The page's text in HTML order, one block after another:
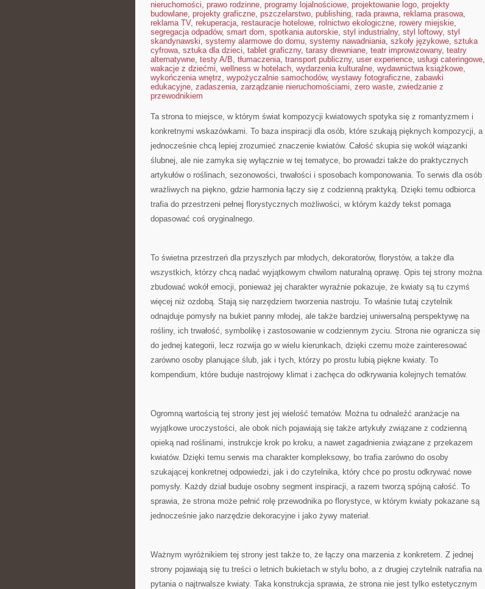
nieruchomości, prawo rodzinne, programy lojalnościowe, projektowanie logo, projekty
budowlane, projekty graficzne, pszczelarstwo, publishing, rada prawna, reklama prasowa,
reklama TV, rekuperacja, restauracje hotelowe, rolnictwo ekologiczne, rowery miejskie,
segregacja odpadów, smart dom, spotkania autorskie, styl industrialny, styl loftowy, styl
skandynawski, systemy alarmowe do domu, systemy nawadniania, szkoły językowe, sztuka
cyfrowa, sztuka dla dzieci, tablet graficzny, tarasy drewniane, teatr improwizowany, teatry
alternatywne, testy A/B, tłumaczenia, transport publiczny, user experience, usługi cateringowe,
wakacje z dziećmi, wellness w hotelach, wydarzenia kulturalne, wydawnictwa książkowe,
wykończenia wnętrz, wypożyczalnie samochodów, wystawy fotograficzne, zabawki
edukacyjne, zadaszenia, zarządzanie nieruchomościami, zero waste, zwiedzanie z
przewodnikiem
Ta strona to miejsce, w którym świat kompozycji kwiatowych spotyka się z romantyzmem i
konkretnymi wskazówkami. To baza inspiracji dla osób, które szukają pięknych kompozycji, a
jednocześnie chcą lepiej zrozumieć znaczenie kwiatów. Całość skupia się wokół wiązanki
ślubnej, ale nie zamyka się wyłącznie w tej tematyce, bo prowadzi także do praktycznych
artykułów o roślinach, sezonowości, trwałości i sposobach komponowania. To serwis dla osób
wrażliwych na piękno, gdzie harmonia łączy się z codzienną praktyką. Dzięki temu odbiorca
trafia do przestrzeni pełnej florystycznych możliwości, w którym każdy tekst pomaga
dopasować coś oryginalnego.
To świetna przestrzeń dla przyszłych par młodych, dekoratorów, florystów, a także dla
wszystkich, którzy chcą nadać wyjątkowym chwilom naturalną oprawę. Opis tej strony można
zbudować wokół emocji, ponieważ jej charakter wyraźnie pokazuje, że kwiaty są tu czymś
więcej niż ozdobą. Stają się narzędziem tworzenia nastroju. To właśnie tutaj czytelnik
odnajduje pomysły na bukiet panny młodej, ale także bardziej uniwersalną perspektywę na
rośliny, ich trwałość, symbolikę i zastosowanie w codziennym życiu. Strona nie ogranicza się
do jednej kategorii, lecz rozwija go w wielu kierunkach, dzięki czemu może zainteresować
zarówno osoby planujące ślub, jak i tych, którzy po prostu lubią piękne kwiaty. To
kompendium, które buduje nastrojowy klimat i zachęca do odkrywania kolejnych tematów.
Ogromną wartością tej strony jest jej wielość tematów. Można tu odnaleźć aranżacje na
wyjątkowe uroczystości, ale obok nich pojawiają się także artykuły związane z codzienną
opieką nad roślinami, instrukcje krok po kroku, a nawet zagadnienia związane z przekazem
kwiatów. Dzięki temu serwis ma charakter kompleksowy, bo trafia zarówno do osoby
szukającej konkretnej odpowiedzi, jak i do czytelnika, który chce po prostu odkrywać nowe
pomysły. Każdy dział buduje osobny segment inspiracji, a razem tworzą spójną całość. To
sprawia, że strona może pełnić rolę przewodnika po florystyce, w którym kwiaty pokazane są
jednocześnie jako narzędzie dekoracyjne i jako żywy materiał.
Ważnym wyróżnikiem tej strony jest także to, że łączy ona marzenia z konkretem. Z jednej
strony pojawiają się tu treści o letnich bukietach w stylu boho, a z drugiej czytelnik natrafia na
pytania o najtrwalsze kwiaty. Taka konstrukcja sprawia, że strona nie jest tylko estetycznym